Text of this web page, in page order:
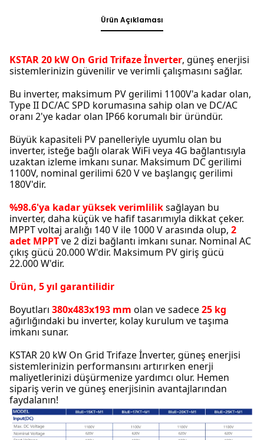
Ürün Açıklaması
KSTAR 20 kW On Grid Trifaze İnverter, güneş enerjisi
sistemlerinizin güvenilir ve verimli çalışmasını sağlar.
Bu inverter, maksimum PV gerilimi 1100V'a kadar olan,
Type II DC/AC SPD korumasına sahip olan ve DC/AC
oranı 2'ye kadar olan IP66 korumalı bir üründür.
Büyük kapasiteli PV panelleriyle uyumlu olan bu
inverter, isteğe bağlı olarak WiFi veya 4G bağlantısıyla
uzaktan izleme imkanı sunar. Maksimum DC gerilimi
1100V, nominal gerilimi 620 V ve başlangıç gerilimi
180V'dir.
%98.6'ya kadar yüksek verimliliksağlayan bu
inverter, daha küçük ve hafif tasarımıyla dikkat çeker.
MPPT voltaj aralığı 140 V ile 1000 V arasında olup, 2
adet MPPTve 2 dizi bağlantı imkanı sunar. Nominal AC
çıkış gücü 20.000 W'dir. Maksimum PV giriş gücü
22.000 W'dir.
Ürün, 5 yıl garantilidir
Boyutları 380x483x193 mm olan ve sadece25 kg
ağırlığındaki bu inverter, kolay kurulum ve taşıma
imkanı sunar.
KSTAR 20 kW On Grid Trifaze İnverter, güneş enerjisi
sistemlerinizin performansını artırırken enerji
maliyetlerinizi düşürmenize yardımcı olur. Hemen
sipariş verin ve güneş enerjisinin avantajlarından
faydalanın!